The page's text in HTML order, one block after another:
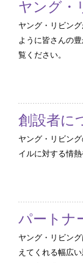
ヤング・
ヤング・リビン
ように皆さんの
覧ください。
創設者に
ヤング・リビン
イルに対する情熱
パートナ
ヤング・リビン
えてくれる幅広